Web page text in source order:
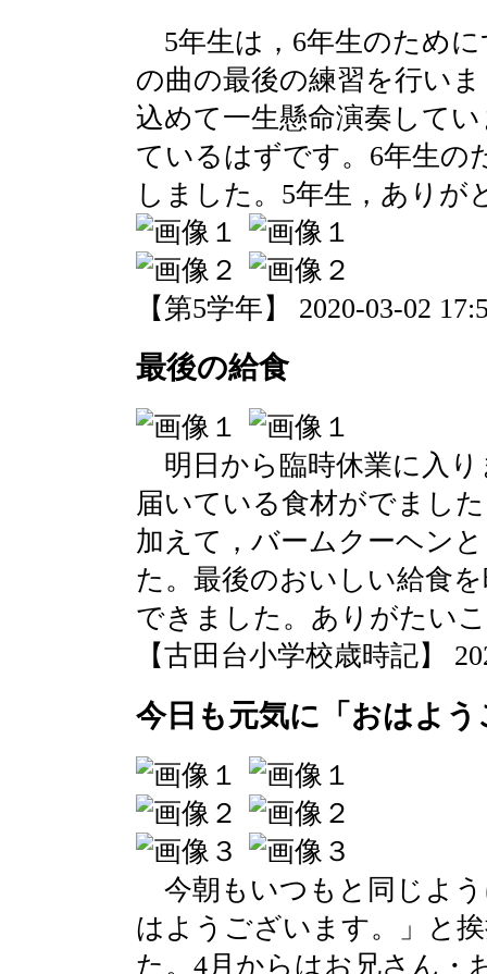
5年生は，6年生のため
の曲の最後の練習を行い
込めて一生懸命演奏して
ているはずです。6年生の
しました。5年生，あり
【第5学年】 2020-03-02
最後の給食
明日から臨時休業に入り
届いている食材がでまし
加えて，バームクーヘン
た。最後のおいしい給食
できました。ありがたい
【古田台小学校歳時記】
今日も元気に「おはよ
今朝もいつもと同じよ
はようございます。」と
た。4月からはお兄さん・